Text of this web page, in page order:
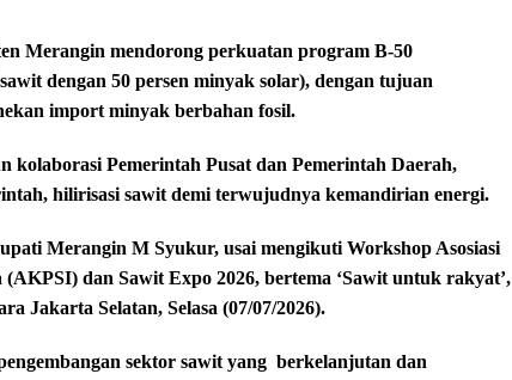
Merangin mendorong perkuatan program B-50
dengan 50 persen minyak solar), dengan tujuan
import minyak berbahan fosil.
kolaborasi Pemerintah Pusat dan Pemerintah Daerah,
hilirisasi sawit demi terwujudnya kemandirian energi.
Merangin M Syukur, usai mengikuti Workshop Asosiasi
dan Sawit Expo 2026, bertema ‘Sawit untuk rakyat’,
Jakarta Selatan, Selasa (07/07/2026).
sektor sawit yang berkelanjutan dan